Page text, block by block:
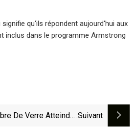
qu'ils répondent aujourd'hui aux
inclus dans le programme Armstrong
De Verre Atteindra :suivant